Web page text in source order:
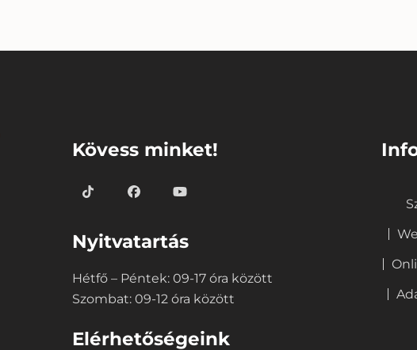
Kövess minket!
Nyitvatartás
Hétfő – Péntek: 09-17 óra között
Szombat: 09-12 óra között
Elérhetőségeink